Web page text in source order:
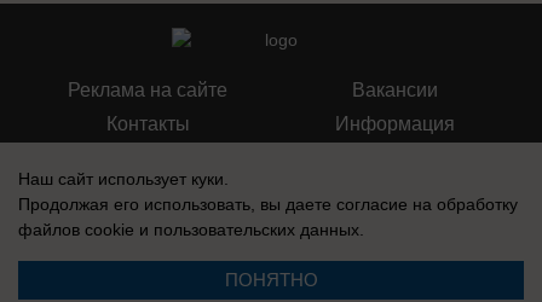
Реклама на сайте
Контакты
Вакансии
Информация
массовых коммуникаций (Роскомнадзор) 12 июля 2019 г.
Наш сайт использует куки.
Продолжая его использовать, вы даете согласие на обработку
файлов cookie и пользовательских данных.
ПОНЯТНО